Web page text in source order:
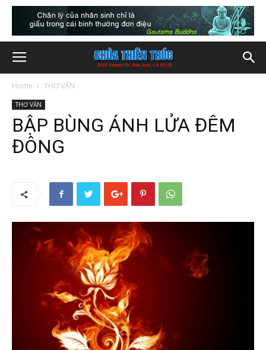
Home THƠ VĂN
THƠ VĂN
BẬP BÙNG ÁNH LỬA ĐÊM
ĐÔNG